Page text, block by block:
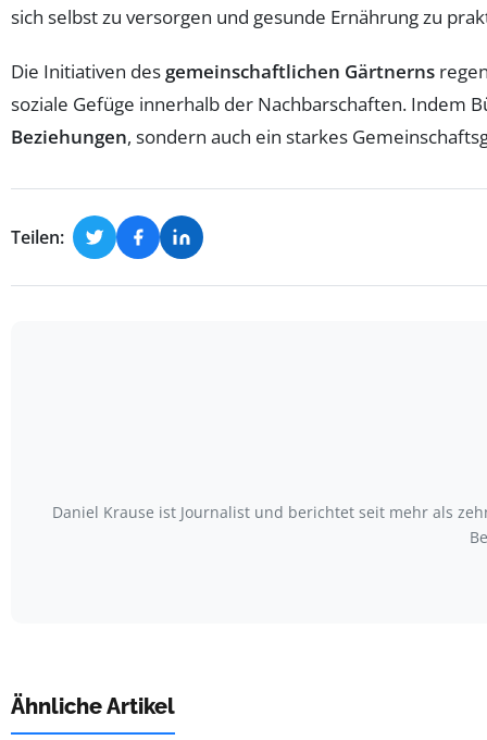
sich selbst zu versorgen und gesunde Ernährung zu
Die Initiativen des gemeinschaftlichen Gärtnerns
soziale Gefüge innerhalb der Nachbarschaften.
Beziehungen, sondern auch ein starkes
Teilen:
Daniel Krause ist Journalist und berichtet seit mehr als
Ähnliche Artikel